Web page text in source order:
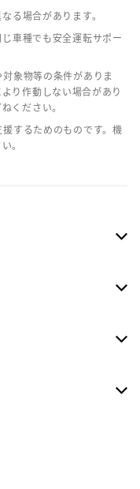
る場合があります。
車種でも安全運転サポー
象物等の条件がありま
り作動しない場合があり
ください。
するためのものです。機
。